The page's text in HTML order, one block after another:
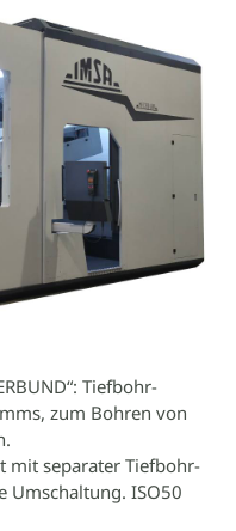
Tiefbohr-
zum Bohren von
mit separater Tiefbohr-
Umschaltung. ISO50